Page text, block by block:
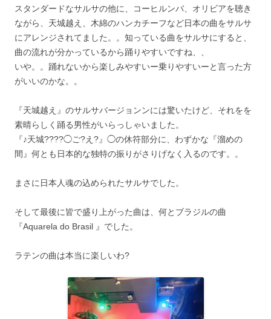
スタンダードなサルサの他に、コーヒルンバ、オリビアを聴き
ながら、天城越え、木綿のハンカチーフなど日本の曲をサルサ
にアレンジされてました。。知っている曲をサルサにすると、
曲の流れが分かっているから踊りやすいですね、、
いや。。踊れないから楽しみやすいー乗りやすいーと言った方
がいいのかな。。
『天城越え』のサルサバージョンンには驚いたけど、それをを
素晴らしく踊る男性がいらっしゃいました。
『♪天城????◯ご?え?』◯の休符部分に、わずかな『溜めの
間』何とも日本的な独特の振りがさりげなく入るのです。。
まさに日本人魂の込められたサルサでした。
そして最後に皆で盛り上がった曲は、何とブラジルの曲
『Aquarela do Brasil 』でした。
ラテンの曲は本当に楽しいわ?